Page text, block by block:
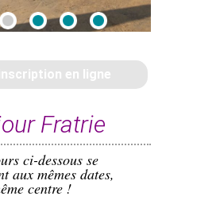
en ligne
Fratrie
ci-dessous se
aux mêmes dates,
centre !